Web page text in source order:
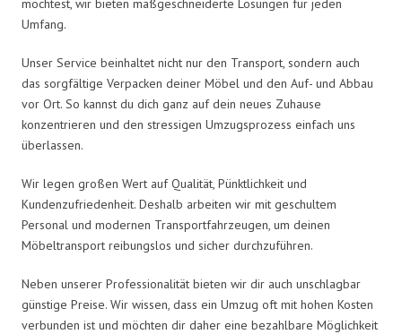
möchtest, wir bieten maßgeschneiderte Lösungen für jeden
Umfang.
Unser Service beinhaltet nicht nur den Transport, sondern auch
das sorgfältige Verpacken deiner Möbel und den Auf- und Abbau
vor Ort. So kannst du dich ganz auf dein neues Zuhause
konzentrieren und den stressigen Umzugsprozess einfach uns
überlassen.
Wir legen großen Wert auf Qualität, Pünktlichkeit und
Kundenzufriedenheit. Deshalb arbeiten wir mit geschultem
Personal und modernen Transportfahrzeugen, um deinen
Möbeltransport reibungslos und sicher durchzuführen.
Neben unserer Professionalität bieten wir dir auch unschlagbar
günstige Preise. Wir wissen, dass ein Umzug oft mit hohen Kosten
verbunden ist und möchten dir daher eine bezahlbare Möglichkeit